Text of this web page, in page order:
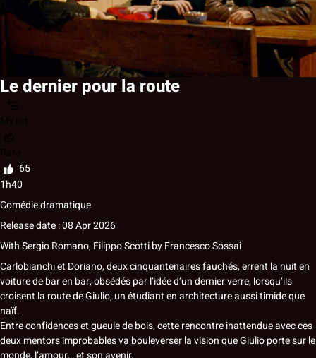
Le dernier pour la route
65
1h40
Comédie dramatique
Release date : 08 Apr 2026
WithSergio Romano,Filippo ScottibyFrancesco Sossai
Carlobianchi et Doriano, deux cinquantenaires fauchés, errent la nuit en
voiture de bar en bar, obsédés par l’idée d’un dernier verre, lorsqu’ils
croisent la route de Giulio, un étudiant en architecture aussi timide que
naïf.
Entre confidences et gueule de bois, cette rencontre inattendue avec ces
deux mentors improbables va bouleverser la vision que Giulio porte sur le